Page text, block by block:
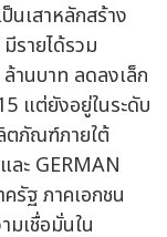
เสาหลักสร้าง
รายได้รวม
านบาท ลดลงเล็ก
แต่ยังอยู่ในระดับ
ตภัณฑ์ภายใต้
ะ GERMAN
รัฐ ภาคเอกชน
มเชื่อมั่นใน